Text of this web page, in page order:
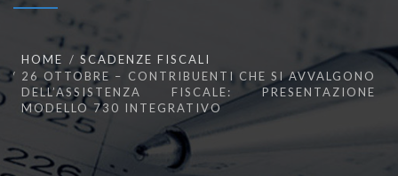
HOME
SCADENZE FISCALI
26 OTTOBRE – CONTRIBUENTI CHE SI AVVALGONO
DELL’ASSISTENZA FISCALE: PRESENTAZIONE
MODELLO 730 INTEGRATIVO